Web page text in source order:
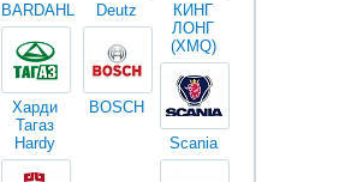
BARDAHL Deutz
Харди
Тагаз
Hardy
BOSCH
КИНГ
ЛОНГ
(XMQ)
Scania